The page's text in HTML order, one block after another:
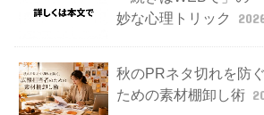
妙な心理トリック
秋のPRネタ切れを防
ための素材棚卸し術